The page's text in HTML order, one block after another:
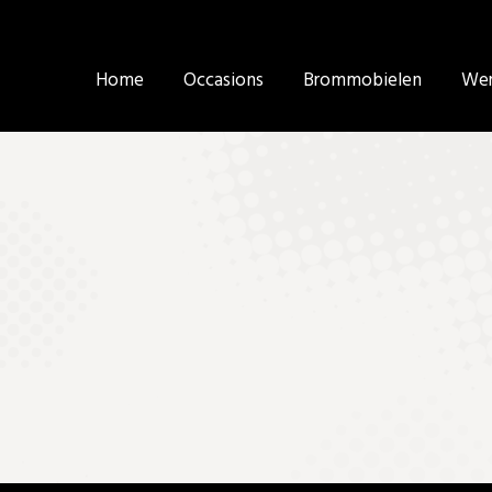
Home Occasions Brommobielen
Home Occasions Brommobielen